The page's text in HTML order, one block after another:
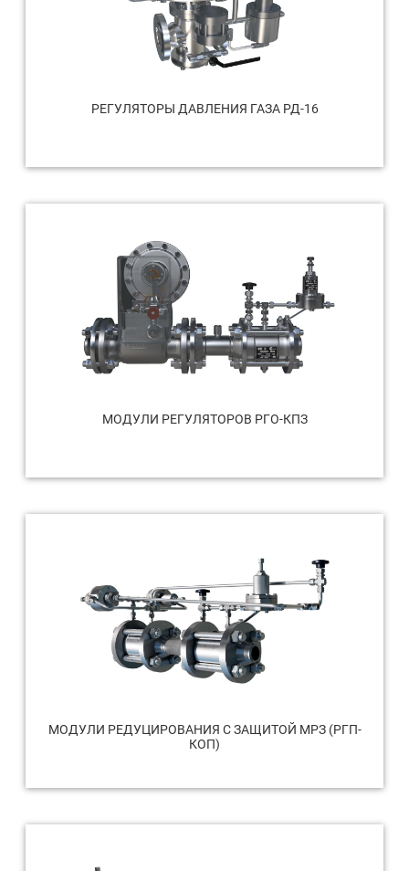
РЕГУЛЯТОРЫ ДАВЛЕНИЯ ГАЗА РД-16
МОДУЛИ РЕГУЛЯТОРОВ РГО-КПЗ
МОДУЛИ РЕДУЦИРОВАНИЯ С ЗАЩИТОЙ МРЗ (РГП-
КОП)